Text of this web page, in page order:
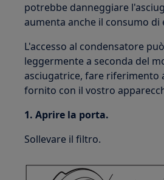
potrebbe danneggiare
aumenta anche il consumo di
L'accesso al condensatore
leggermente a seconda del
asciugatrice, fare riferimento
fornito con il vostro
1. Aprire la porta.
Sollevare il filtro.